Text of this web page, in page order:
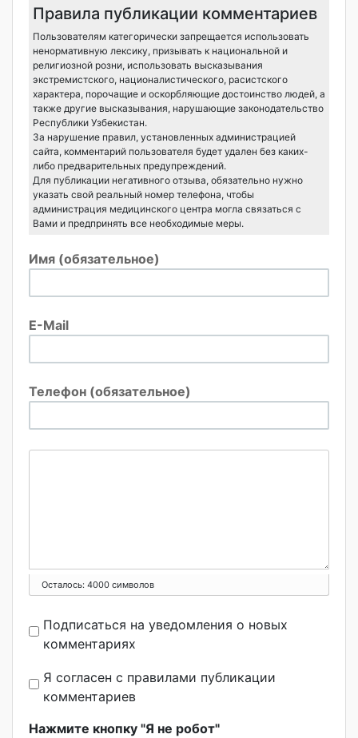
Правила публикации комментариев
Пользователям категорически запрещается использовать
ненормативную лексику, призывать к национальной и
религиозной розни, использовать высказывания
экстремистского, националистического, расистского
характера, порочащие и оскорбляющие достоинство людей, а
также другие высказывания, нарушающие законодательство
Республики Узбекистан.
За нарушение правил, установленных администрацией
сайта, комментарий пользователя будет удален без каких-
либо предварительных предупреждений.
Для публикации негативного отзыва, обязательно нужно
указать свой реальный номер телефона, чтобы
администрация медицинского центра могла связаться с
Вами и предпринять все необходимые меры.
Имя (обязательное)
E-Mail
Телефон (обязательное)
Осталось: 4000 символов
Подписаться на уведомления о новых
комментариях
Я согласен с правилами публикации
комментариев
Нажмите кнопку "Я не робот"